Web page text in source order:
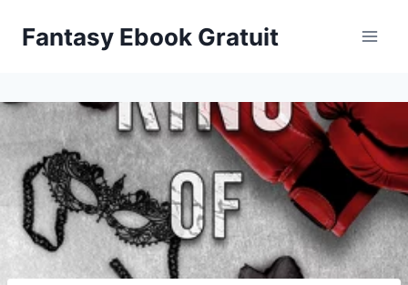
Fantasy Ebook Gratuit